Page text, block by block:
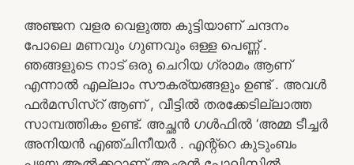
അഞ്ജന വളര വെളുത്ത കുട്ടിയാണ് ചന്ദനം
പോലെ മണവും ഗുണവും ഒള്ള പെണ്ണ് .
ഞങ്ങളുടെ നാട് ഒരു ചെറിയ ഗ്രാമം ആണ്
എന്നാൽ എല്ലാം സൗകര്യങ്ങളും ഉണ്ട് . അവൾ
ഫർമസിസ്റ് ആണ് , വീട്ടിൽ തരക്കേടില്ലാത്ത
സാമ്പത്തികം ഉണ്ട്. അച്ഛൻ ഗൾഫിൽ ‘അമ്മ ടീച്ചർ
അനിയൻ എഞ്ചിനീയർ . എന്റ്റെ കുടുംബം